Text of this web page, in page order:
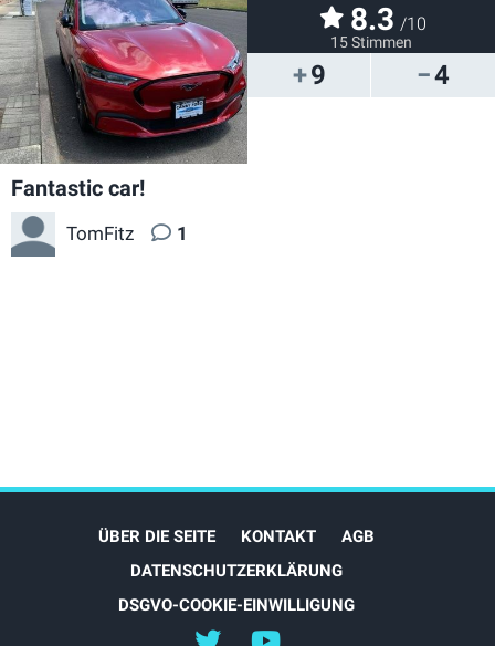
9 4
8.3 /10
15 Stimmen
Fantastic car!
TomFitz 1
ÜBER DIE SEITE KONTAKT
AGB
DATENSCHUTZERKLÄRUNG
DSGVO-COOKIE-EINWILLIGUNG
@myEVreview